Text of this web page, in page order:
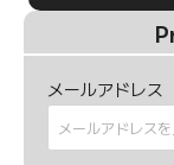
メールアドレス